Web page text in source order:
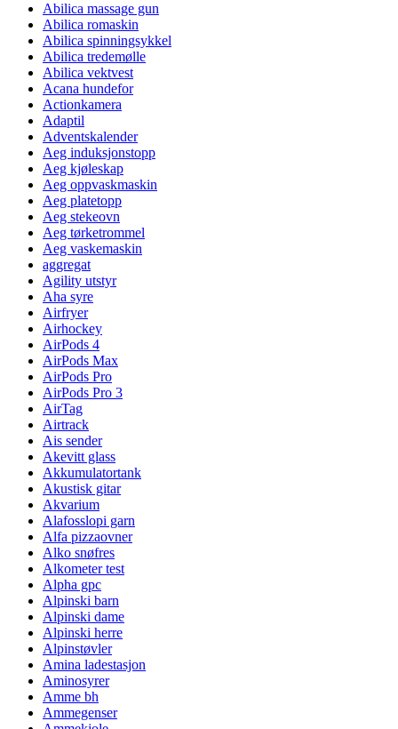
Abilica massage gun
Abilica romaskin
Abilica spinningsykkel
Abilica tredemølle
Abilica vektvest
Acana hundefor
Actionkamera
Adaptil
Adventskalender
Aeg induksjonstopp
Aeg kjøleskap
Aeg oppvaskmaskin
Aeg platetopp
Aeg stekeovn
Aeg tørketrommel
Aeg vaskemaskin
aggregat
Agility utstyr
Aha syre
Airfryer
Airhockey
AirPods 4
AirPods Max
AirPods Pro
AirPods Pro 3
AirTag
Airtrack
Ais sender
Akevitt glass
Akkumulatortank
Akustisk gitar
Akvarium
Alafosslopi garn
Alfa pizzaovner
Alko snøfres
Alkometer test
Alpha gpc
Alpinski barn
Alpinski dame
Alpinski herre
Alpinstøvler
Amina ladestasjon
Aminosyrer
Amme bh
Ammegenser